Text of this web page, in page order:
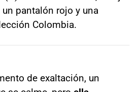
pantalón rojo y una
Colombia.
de exaltación, un